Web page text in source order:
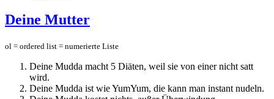
Deine Mutter
ol = ordered list = numerierte Liste
Deine Mudda macht 5 Diäten, weil sie von einer nicht satt
wird.
Deine Mudda ist wie YumYum, die kann man instant nudeln.